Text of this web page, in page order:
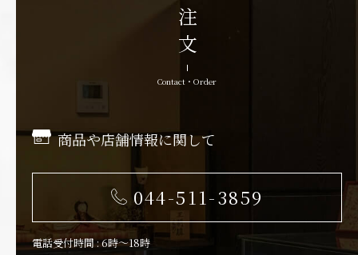
Contact・Order
商品や店舗情報に関して
044-511-3859
電話受付時間 : 6時～18時